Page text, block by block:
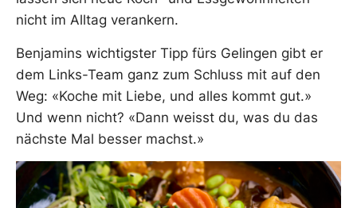
nicht im Alltag verankern.
Benjamins wichtigster Tipp fürs Gelingen gibt er
dem Links-Team ganz zum Schluss mit auf den
Weg: «Koche mit Liebe, und alles kommt gut.»
Und wenn nicht? «Dann weisst du, was du das
nächste Mal besser machst.»